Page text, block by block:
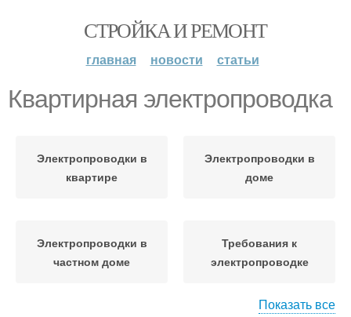
СТРОЙКА И РЕМОНТ
главная новости статьи
Квартирная электропроводка
Электропроводки в
квартире
Электропроводки в
доме
Электропроводки в
частном доме
Требования к
электропроводке
Показать все